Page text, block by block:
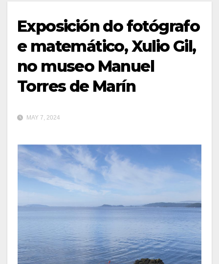
Exposición do fotógrafo
e matemático, Xulio Gil,
no museo Manuel
Torres de Marín
MAY 7, 2024